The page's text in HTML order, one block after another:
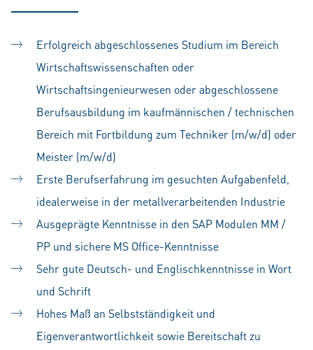
Erfolgreich abgeschlossenes Studium im Bereich
Wirtschaftswissenschaften oder
Wirtschaftsingenieurwesen oder abgeschlossene
Berufsausbildung im kaufmännischen / technischen
Bereich mit Fortbildung zum Techniker (m/w/d) oder
Meister (m/w/d)
Erste Berufserfahrung im gesuchten Aufgabenfeld,
idealerweise in der metallverarbeitenden Industrie
Ausgeprägte Kenntnisse in den SAP Modulen MM /
PP und sichere MS Office-Kenntnisse
Sehr gute Deutsch- und Englischkenntnisse in Wort
und Schrift
Hohes Maß an Selbstständigkeit und
Eigenverantwortlichkeit sowie Bereitschaft zu